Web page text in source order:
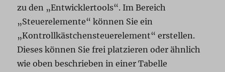
zu den „Entwicklertools“. Im Bereich
„Steuerelemente“ können Sie ein
„Kontrollkästchensteuerelement“ erstellen.
Dieses können Sie frei platzieren oder ähnlich
wie oben beschrieben in einer Tabelle